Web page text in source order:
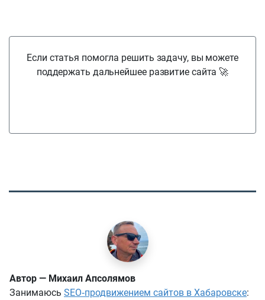
Если статья помогла решить задачу, вы можете
поддержать дальнейшее развитие сайта 🚀
Автор — Михаил Апсолямов
Занимаюсь SEO‑продвижением сайтов в Хабаровске: